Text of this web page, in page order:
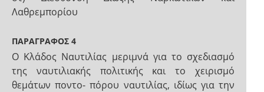
Λαθρεμπορίου
ΠΑΡΑΓΡΑΦΟΣ 4
Ο Κλάδος Ναυτιλίας μεριμνά για το σχεδιασμό
της ναυτιλιακής πολιτικής και το χειρισμό
θεμάτων ποντο- πόρου ναυτιλίας, ιδίως για την